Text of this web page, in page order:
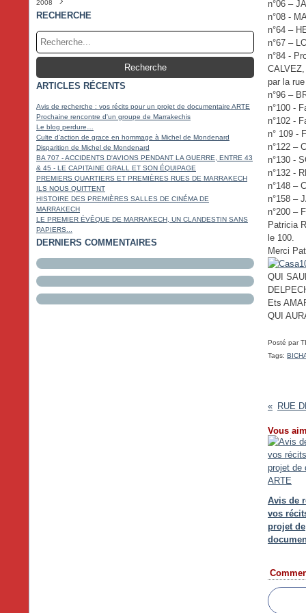
Février
Janvier(3)
Mars
Février(2)
Avril
Mars(4)
Janvier(4)
Mai(3)
Avril(4)
Février(3)
Janvier (5)
Juin
Mai(4)
Mars(4)
Février(4)
Janvier(4)
Juillet
Juin(4)
Avril(6)
Mars(3)
Février(4)
Août
Juillet(4)
Mai(6)
Avril(4)
Mars(4)
Septembre
Août(5)
Juin(7)
Mai(5)
Avril(5)
Janvier(5)
Octobre
Septembre(5)
Juillet(5)
Juin(5)
Mai(6)
Février(4)
Novembre
Octobre(10)
Août(7)
Juillet(8)
Juin(11)
Mars (15)
Janvier(18)
Décembre
Novembre (17)
Septembre(18)
Août(14)
Juillet(14)
Avril(17)
Février(13)
Janvier(16)
2008
Décembre (22)
Octobre(17)
Septembre(9)
RECHERCHE
ARTICLES RÉCENTS
Avis de recherche : vos récits pour un projet de documentaire ARTE
Prochaine rencontre d'un groupe de Marrakechis
Le blog perdure…
Culte d'action de grace en hommage à Michel de Mondenard
Disparition de Michel de Mondenard
BA 707 - ACCIDENTS D'AVIONS PENDANT LA GUERRE, ENTRE 43
& 45 - LE CAPITAINE GRALL ET SON ÉQUIPAGE
PREMIERS QUARTIERS ET PREMIÈRES RUES DE MARRAKECH
ILS NOUS QUITTENT
HISTOIRE DES PREMIÈRES SALLES DE CINÉMA DE
MARRAKECH
LE PREMIER ÉVÊQUE DE MARRAKECH, UN CLANDESTIN SANS
PAPIERS...
DERNIERS COMMENTAIRES
n°06 –
n°08 -
n°64 –
n°67 –
n°84 -
par la
n°96 –
n°100 -
n°102 -
n° 109 -
n°122 –
n°130 -
n°132 -
n°148 –
n°158 –
n°200 –
Patricia
le 100.
Merci
QUI
Ets
QUI
Posté par
Tags:
Vous
Avis de
vos
projet de